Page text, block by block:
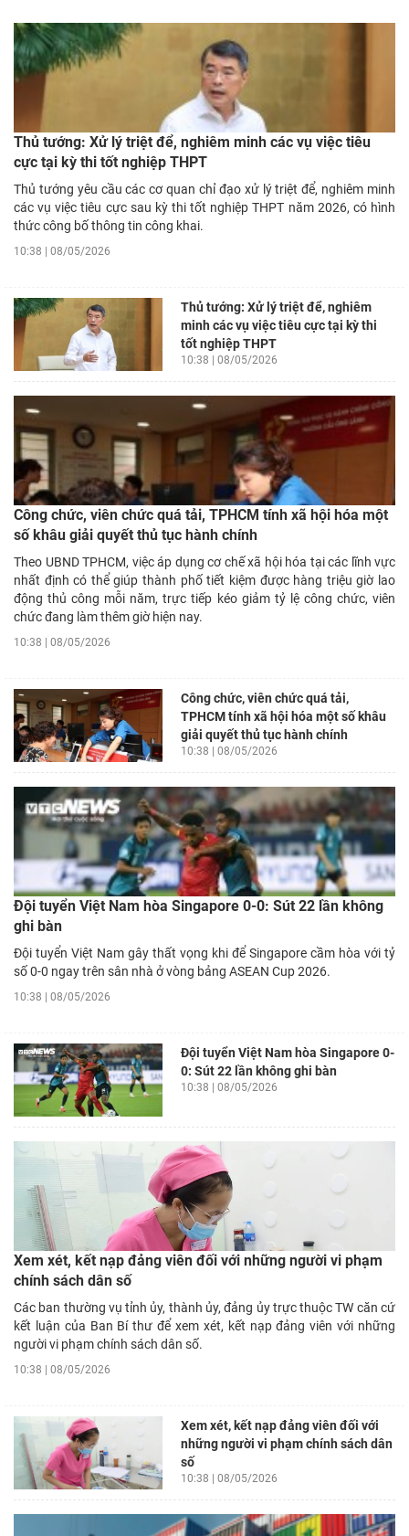
Thủ tướng: Xử lý triệt để, nghiêm minh các vụ việc tiêu
cực tại kỳ thi tốt nghiệp THPT
Thủ tướng yêu cầu các cơ quan chỉ đạo xử lý triệt để, nghiêm minh
các vụ việc tiêu cực sau kỳ thi tốt nghiệp THPT năm 2026, có hình
thức công bố thông tin công khai.
10:38 | 08/05/2026
Thủ tướng: Xử lý triệt để, nghiêm
minh các vụ việc tiêu cực tại kỳ thi
tốt nghiệp THPT
10:38 | 08/05/2026
Công chức, viên chức quá tải, TPHCM tính xã hội hóa một
số khâu giải quyết thủ tục hành chính
Theo UBND TPHCM, việc áp dụng cơ chế xã hội hóa tại các lĩnh vực
nhất định có thể giúp thành phố tiết kiệm được hàng triệu giờ lao
động thủ công mỗi năm, trực tiếp kéo giảm tỷ lệ công chức, viên
chức đang làm thêm giờ hiện nay.
10:38 | 08/05/2026
Công chức, viên chức quá tải,
TPHCM tính xã hội hóa một số khâu
giải quyết thủ tục hành chính
10:38 | 08/05/2026
Đội tuyển Việt Nam hòa Singapore 0-0: Sút 22 lần không
ghi bàn
Đội tuyển Việt Nam gây thất vọng khi để Singapore cầm hòa với tỷ
số 0-0 ngay trên sân nhà ở vòng bảng ASEAN Cup 2026.
10:38 | 08/05/2026
Đội tuyển Việt Nam hòa Singapore 0-
0: Sút 22 lần không ghi bàn
10:38 | 08/05/2026
Xem xét, kết nạp đảng viên đối với những người vi phạm
chính sách dân số
Các ban thường vụ tỉnh ủy, thành ủy, đảng ủy trực thuộc TW căn cứ
kết luận của Ban Bí thư để xem xét, kết nạp đảng viên với những
người vi phạm chính sách dân số.
10:38 | 08/05/2026
Xem xét, kết nạp đảng viên đối với
những người vi phạm chính sách dân
số
10:38 | 08/05/2026